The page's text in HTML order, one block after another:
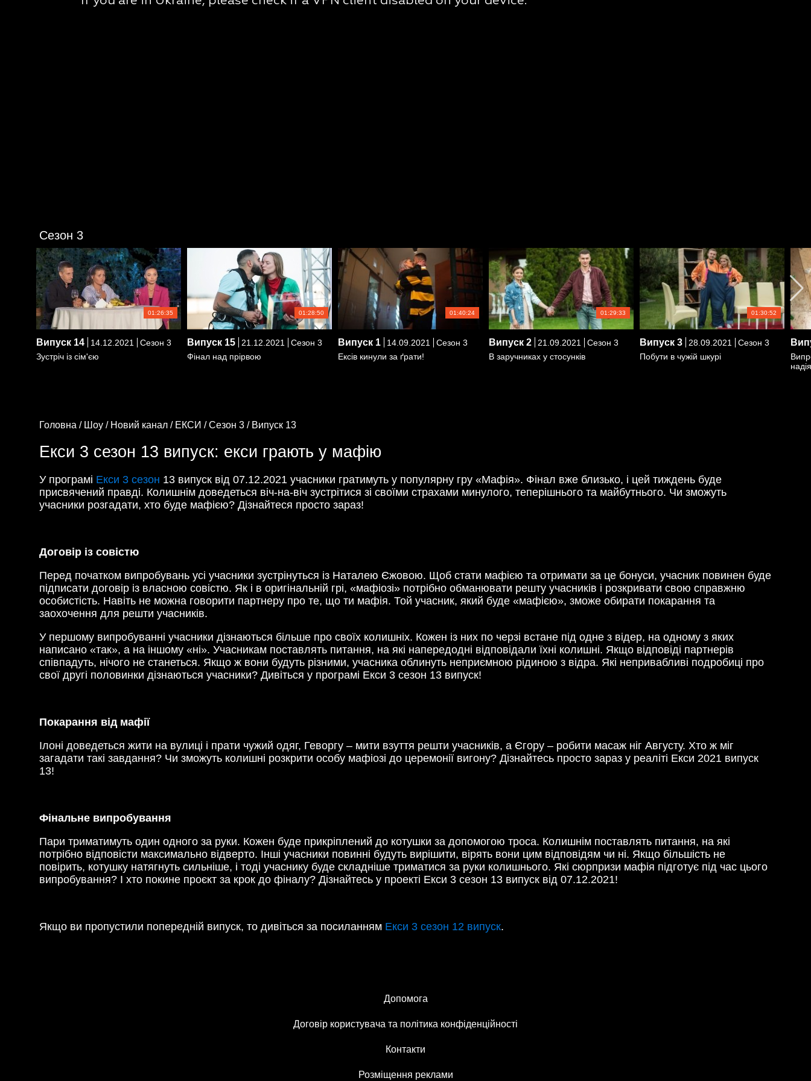
Сезон 3
01:26:35
Випуск 14 14.12.2021
Сезон 3
Зустріч із сім'єю
01:28:50
Випуск 15 21.12.2021
Сезон 3
Фінал над прірвою
01:40:24
Випуск 1 14.09.2021
Сезон 3
Ексів кинули за ґрати!
01:29:33
Випуск 2 21.09.2021
Сезон 3
В заручниках у стосунків
01:30:52
Випуск 3 28.09.2021
Сезон 3
Побути в чужій шкурі
Головна / Шоу / Новий канал / ЕКСИ /Сезон 3 / Випуск 13
Екси 3 сезон 13 випуск: екси грають у мафію
У програмі Екси 3 сезон 13 випуск від 07.12.2021 учасники гратимуть у популярну гру «Мафія». Фінал вже близько, і цей тиждень буде
присвячений правді. Колишнім доведеться віч-на-віч зустрітися зі своїми страхами минулого, теперішнього та майбутнього. Чи зможуть
учасники розгадати, хто буде мафією? Дізнайтеся просто зараз!
Договір із совістю
Перед початком випробувань усі учасники зустрінуться із Наталею Єжовою. Щоб стати мафією та отримати за це бонуси, учасник повинен буде
підписати договір із власною совістю. Як і в оригінальній грі, «мафіозі» потрібно обманювати решту учасників і розкривати свою справжню
особистість. Навіть не можна говорити партнеру про те, що ти мафія. Той учасник, який буде «мафією», зможе обирати покарання та
заохочення для решти учасників.
У першому випробуванні учасники дізнаються більше про своїх колишніх. Кожен із них по черзі встане під одне з відер, на одному з яких
написано «так», а на іншому «ні». Учасникам поставлять питання, на які напередодні відповідали їхні колишні. Якщо відповіді партнерів
співпадуть, нічого не станеться. Якщо ж вони будуть різними, учасника облинуть неприємною рідиною з відра. Які непривабливі подробиці про
свої другі половинки дізнаються учасники? Дивіться у програмі Екси 3 сезон 13 випуск!
Покарання від мафії
Ілоні доведеться жити на вулиці і прати чужий одяг, Геворгу – мити взуття решти учасників, а Єгору – робити масаж ніг Августу. Хто ж міг
загадати такі завдання? Чи зможуть колишні розкрити особу мафіозі до церемонії вигону? Дізнайтесь просто зараз у реаліті Екси 2021 випуск
13!
Фінальне випробування
Пари триматимуть один одного за руки. Кожен буде прикріплений до котушки за допомогою троса. Колишнім поставлять питання, на які
потрібно відповісти максимально відверто. Інші учасники повинні будуть вирішити, вірять вони цим відповідям чи ні. Якщо більшість не
повірить, котушку натягнуть сильніше, і тоді учаснику буде складніше триматися за руки колишнього. Які сюрпризи мафія підготує під час цього
випробування? І хто покине проєкт за крок до фіналу? Дізнайтесь у проекті Екси 3 сезон 13 випуск від 07.12.2021!
Якщо ви пропустили попередній випуск, то дивіться за посиланням Екси 3 сезон 12 випуск.
Допомога
Договір користувача та політика конфіденційності
Контакти
Розміщення реклами